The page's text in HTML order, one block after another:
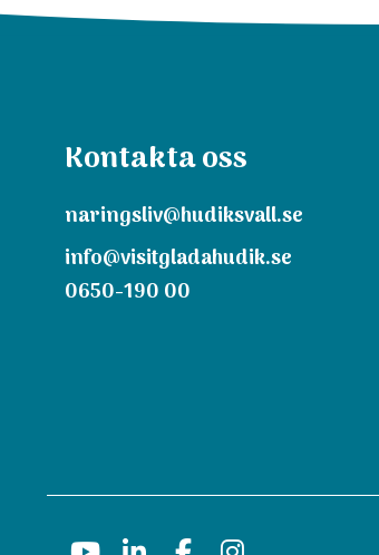
Kontakta oss
naringsliv@hudiksvall.se
info@visitgladahudik.se
0650-190 00